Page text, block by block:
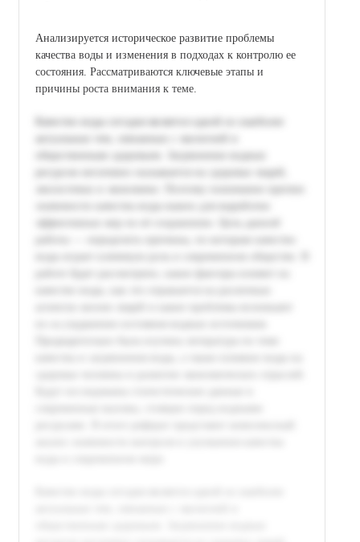
Анализируется историческое развитие проблемы
качества воды и изменения в подходах к контролю ее
состояния. Рассматриваются ключевые этапы и
причины роста внимания к теме.